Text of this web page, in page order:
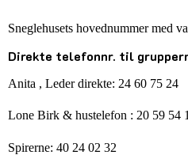
Sneglehusets hovednummer med
Direkte telefonnr. til
Anita , Leder direkte: 24 60 75 24
Lone Birk & hustelefon : 20 59 54
Spirerne: 40 24 02 32